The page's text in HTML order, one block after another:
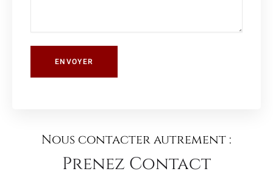
Nous contacter autrement :
Prenez Contact